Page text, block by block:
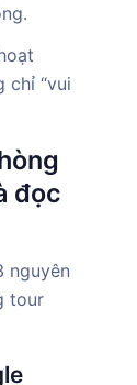
chỉ “vui
đọc
nguyên
tour